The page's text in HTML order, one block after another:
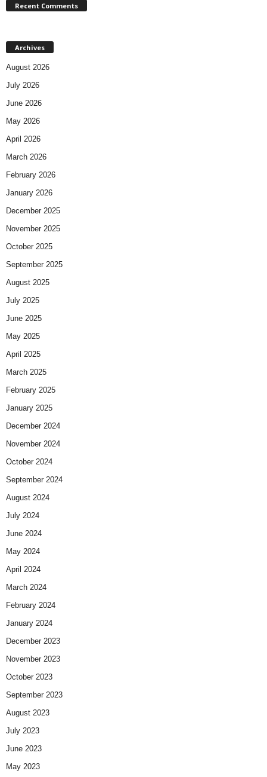
Recent Comments
Archives
August 2026
July 2026
June 2026
May 2026
April 2026
March 2026
February 2026
January 2026
December 2025
November 2025
October 2025
September 2025
August 2025
July 2025
June 2025
May 2025
April 2025
March 2025
February 2025
January 2025
December 2024
November 2024
October 2024
September 2024
August 2024
July 2024
June 2024
May 2024
April 2024
March 2024
February 2024
January 2024
December 2023
November 2023
October 2023
September 2023
August 2023
July 2023
June 2023
May 2023